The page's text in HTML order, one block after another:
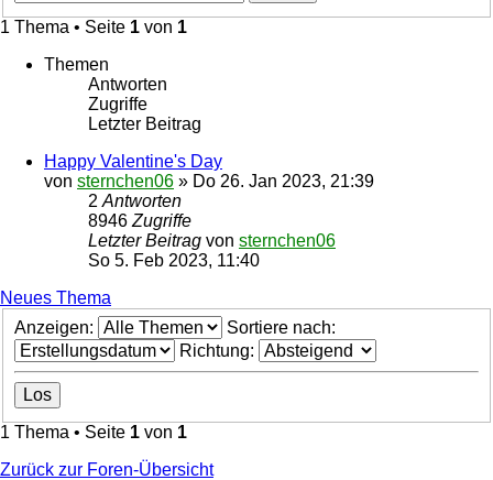
1 Thema • Seite 1 von 1
Themen
Antworten
Zugriffe
Letzter Beitrag
Happy Valentine's Day
von sternchen06 » Do 26. Jan 2023, 21:39
2 Antworten
8946 Zugriffe
Letzter Beitrag von sternchen06
So 5. Feb 2023, 11:40
Neues Thema
Anzeigen:
Sortiere nach:
Richtung:
1 Thema • Seite 1 von 1
Zurück zur Foren-Übersicht